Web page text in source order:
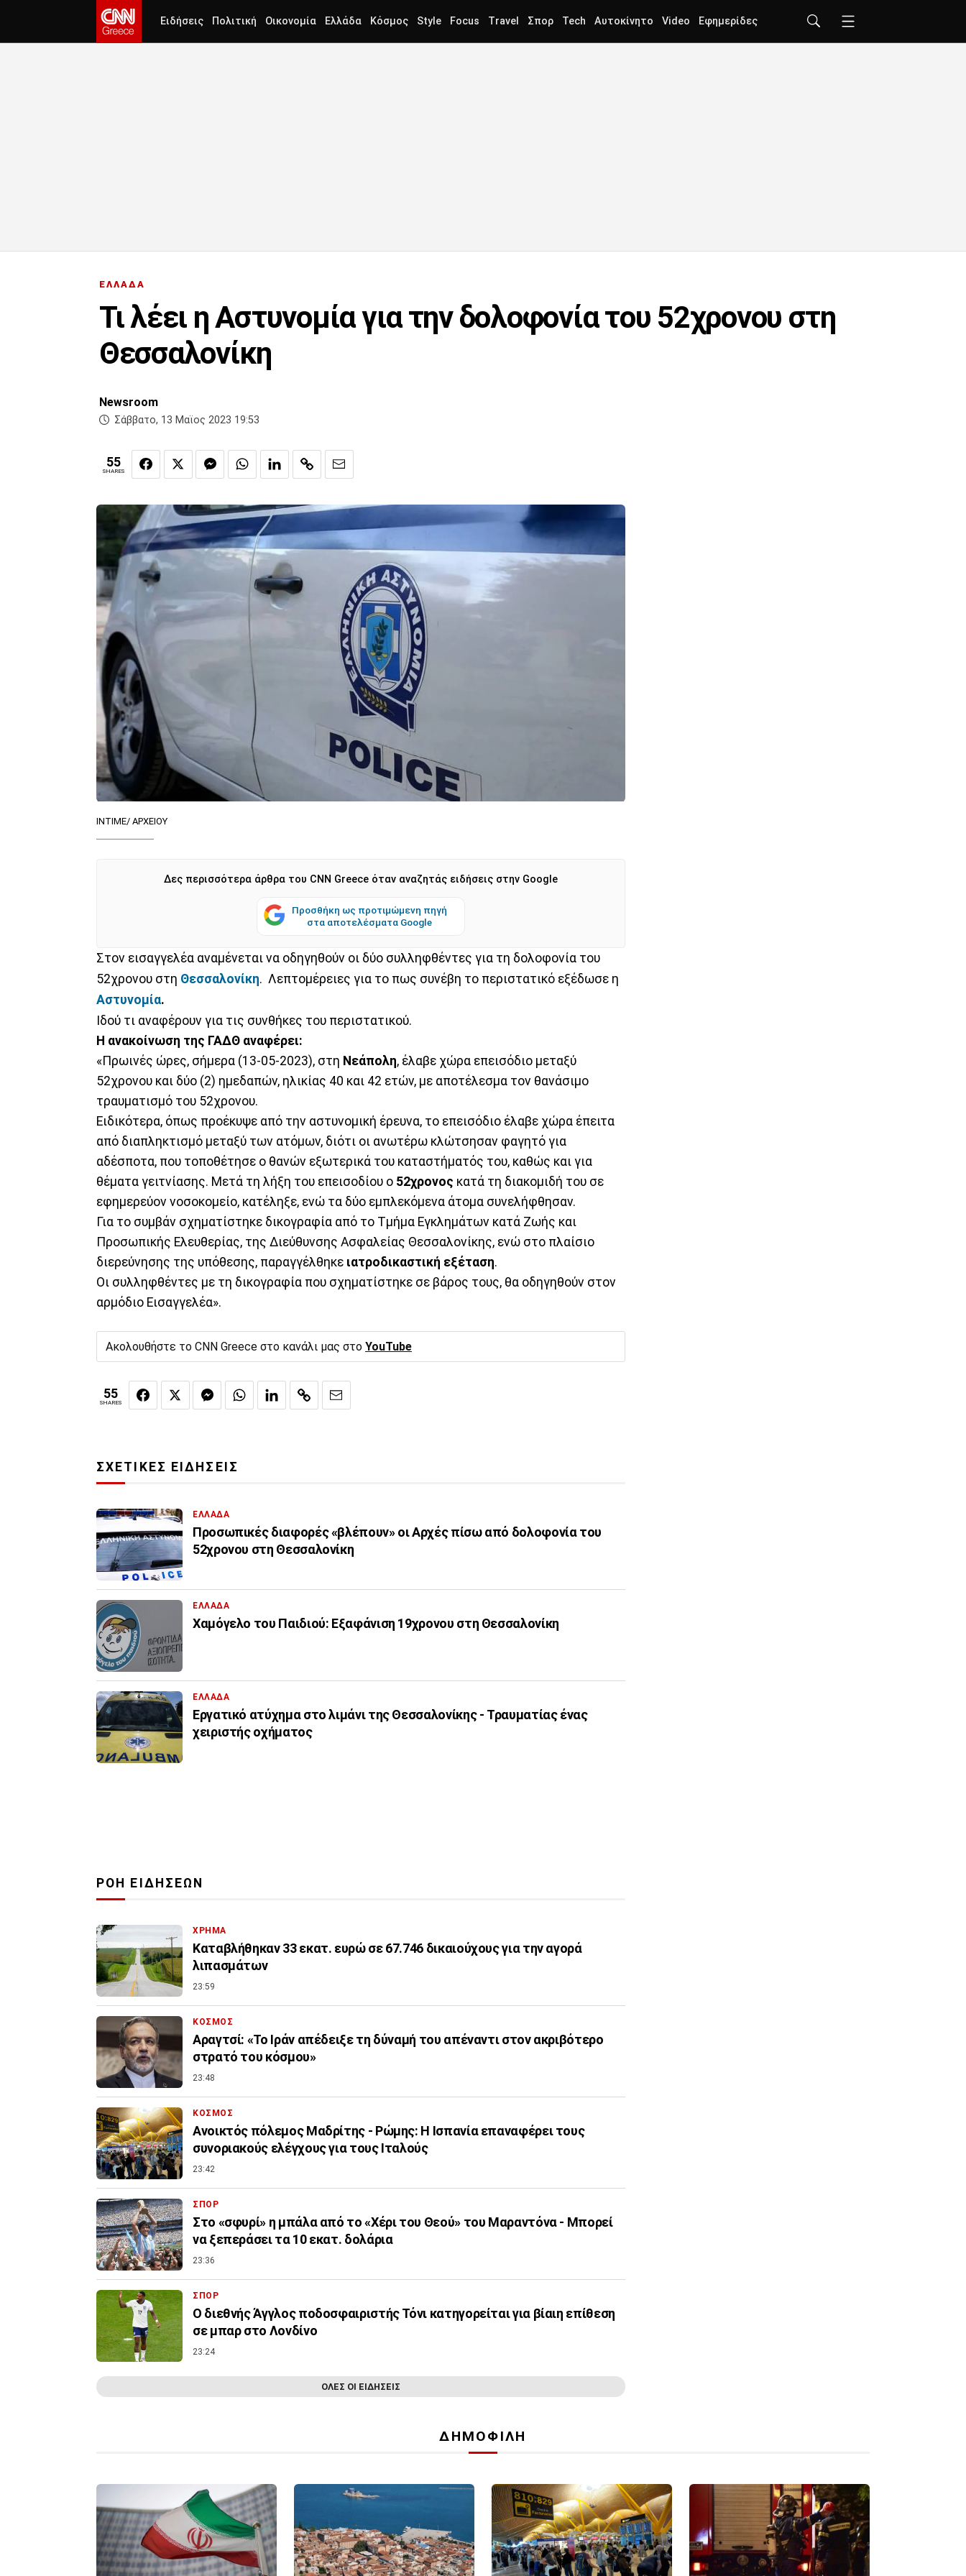
Ειδήσεις Πολιτική Οικονομία Ελλάδα Κόσμος Style Focus Travel Σπορ Tech Αυτοκίνητο Video Εφημερίδες
ΕΛΛΑΔΑ
Τι λέει η Αστυνομία για την δολοφονία του 52χρονου στη
Θεσσαλονίκη
Newsroom
Σάββατο, 13 Μαϊος 2023 19:53
55
SHARES
ΙΝΤΙΜΕ/ ΑΡΧΕΙΟΥ
Δες περισσότερα άρθρα του CNN Greece όταν αναζητάς ειδήσεις στην Google
Προσθήκη ως προτιμώμενη πηγή
στα αποτελέσματα Google
Στον εισαγγελέα αναμένεται να οδηγηθούν οι δύο συλληφθέντες για τη δολοφονία του
52χρονου στη Θεσσαλονίκη. Λεπτομέρειες για το πως συνέβη το περιστατικό εξέδωσε η
Αστυνομία.
Ιδού τι αναφέρουν για τις συνθήκες του περιστατικού.
Η ανακοίνωση της ΓΑΔΘ αναφέρει:
«Πρωινές ώρες, σήμερα (13-05-2023), στη Νεάπολη, έλαβε χώρα επεισόδιο μεταξύ
52χρονου και δύο (2) ημεδαπών, ηλικίας 40 και 42 ετών, με αποτέλεσμα τον θανάσιμο
τραυματισμό του 52χρονου.
Ειδικότερα, όπως προέκυψε από την αστυνομική έρευνα, το επεισόδιο έλαβε χώρα έπειτα
από διαπληκτισμό μεταξύ των ατόμων, διότι οι ανωτέρω κλώτσησαν φαγητό για
αδέσποτα, που τοποθέτησε ο θανών εξωτερικά του καταστήματός του, καθώς και για
θέματα γειτνίασης. Μετά τη λήξη του επεισοδίου ο 52χρονος κατά τη διακομιδή του σε
εφημερεύον νοσοκομείο, κατέληξε, ενώ τα δύο εμπλεκόμενα άτομα συνελήφθησαν.
Για το συμβάν σχηματίστηκε δικογραφία από το Τμήμα Εγκλημάτων κατά Ζωής και
Προσωπικής Ελευθερίας, της Διεύθυνσης Ασφαλείας Θεσσαλονίκης, ενώ στο πλαίσιο
διερεύνησης της υπόθεσης, παραγγέλθηκε ιατροδικαστική εξέταση.
Οι συλληφθέντες με τη δικογραφία που σχηματίστηκε σε βάρος τους, θα οδηγηθούν στον
αρμόδιο Εισαγγελέα».
Ακολουθήστε το CNN Greece στο κανάλι μας στο YouTube
55
SHARES
ΣΧΕΤΙΚΕΣ ΕΙΔΗΣΕΙΣ
ΕΛΛΑΔΑ
Προσωπικές διαφορές «βλέπουν» οι Αρχές πίσω από δολοφονία του
52χρονου στη Θεσσαλονίκη
ΕΛΛΑΔΑ
Χαμόγελο του Παιδιού: Εξαφάνιση 19χρονου στη Θεσσαλονίκη
ΕΛΛΑΔΑ
Εργατικό ατύχημα στο λιμάνι της Θεσσαλονίκης - Τραυματίας ένας
χειριστής οχήματος
ΡΟΗ ΕΙΔΗΣΕΩΝ
ΧΡΗΜΑ
Καταβλήθηκαν 33 εκατ. ευρώ σε 67.746 δικαιούχους για την αγορά
λιπασμάτων
23:59
ΚΟΣΜΟΣ
Αραγτσί: «Το Ιράν απέδειξε τη δύναμή του απέναντι στον ακριβότερο
στρατό του κόσμου»
23:48
ΚΟΣΜΟΣ
Ανοικτός πόλεμος Μαδρίτης - Ρώμης: Η Ισπανία επαναφέρει τους
συνοριακούς ελέγχους για τους Ιταλούς
23:42
ΣΠΟΡ
Στο «σφυρί» η μπάλα από το «Χέρι του Θεού» του Μαραντόνα - Μπορεί
να ξεπεράσει τα 10 εκατ. δολάρια
23:36
ΣΠΟΡ
Ο διεθνής Άγγλος ποδοσφαιριστής Τόνι κατηγορείται για βίαιη επίθεση
σε μπαρ στο Λονδίνο
23:24
ΟΛΕΣ ΟΙ ΕΙΔΗΣΕΙΣ
ΔΗΜΟΦΙΛΗ